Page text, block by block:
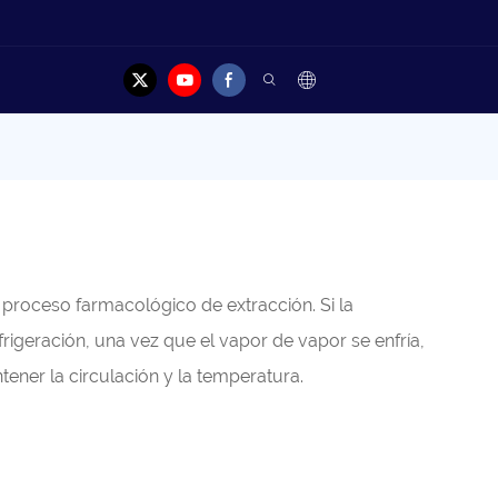
farmacológico de extracción. Si la
una vez que el vapor de vapor se enfría,
la circulación y la temperatura.